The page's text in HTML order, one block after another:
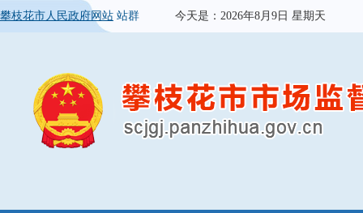
攀枝花市人民政府网站 站群 今天是： 2026年8月9日 星期天